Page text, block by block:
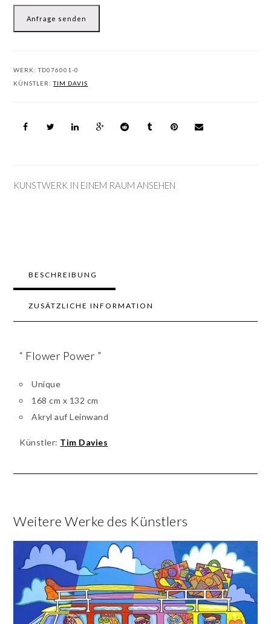
Anfrage senden
WERK:TD076001-0
KÜNSTLER:TIM DAVIS
KUNSTWERK IN EINEM RAUM ANSEHEN
BESCHREIBUNG
ZUSÄTZLICHE INFORMATION
“ Flower Power ”
Unique
168 cm x 132 cm
Akryl auf Leinwand
Künstler: Tim Davies
Weitere Werke des Künstlers